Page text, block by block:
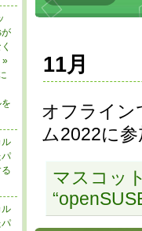
11月
オフライン
ム2022に
マスコッ
»